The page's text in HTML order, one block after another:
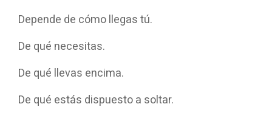
Depende de cómo llegas tú.
De qué necesitas.
De qué llevas encima.
De qué estás dispuesto a soltar.